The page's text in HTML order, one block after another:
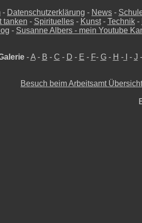
- Datenschutzerklärung - News -
tanken - Spirituelles- Kunst- Technik-
- Susanne Albers - mein Youtube
-A- B - C - D - E - F- G- H -I - J -
Besuch beim Arbeitsamt Übersicht